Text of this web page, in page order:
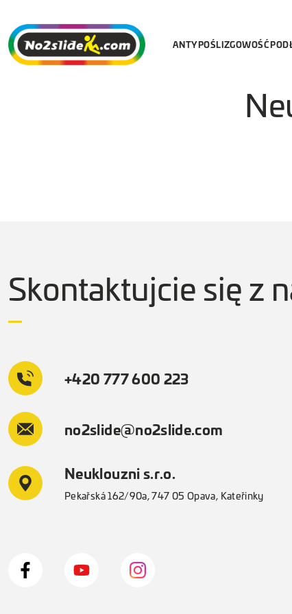
ANTYPOŚLIZGOWOŚĆ
Skontaktujcie się z
+420 777 600 223
no2slide@no2slide.com
Neuklouzni s.r.o.
Pekařská 162/90a, 747 05 Opava, Kateřinky